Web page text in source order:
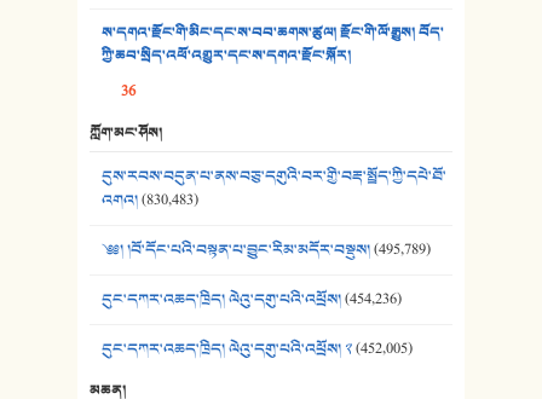
38. ཡབ་ཡུམ། - ཟླ་སྒྲོན།
ས་དགའ་རྫོང་གི་མིང་དང་ས་བབ་ཆགས་ཚུལ། རྫོང་གི་ལོ་རྒྱུས། བོད་
ཀྱི་ཆབ་སྲིད་འཕོ་འགྱུར་དང་ས་དགའ་རྫོང་སྐོར།
36
ཀློག་མང་ཤོས།
དུས་རབས་བདུན་པ་ནས་བཅུ་དགུའི་བར་གྱི་བརྡ་སྤྲོད་ཀྱི་དཔེ་ཐོ་
འགའ།(830,483)
༄༅། །བོ་དོང་པའི་བསྟན་པ་བྱུང་རིམ་མདོར་བསྡུས།(495,789)
དུང་དཀར་འཆད་ཁྲིད། ལེའུ་དགུ་པའི་འཕྲོས།(454,236)
དུང་དཀར་འཆད་ཁྲིད། ལེའུ་དགུ་པའི་འཕྲོས། ༢(452,005)
མཆན།